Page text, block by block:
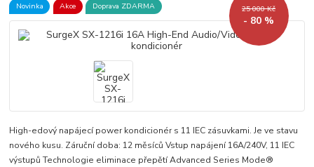
Novinka Akce Doprava ZDARMA 25 000 Kč
- 80 %
High-edový napájecí power kondicionér s 11 IEC zásuvkami. Je ve stavu
nového kusu. Záruční doba: 12 měsíců Vstup napájení 16A/240V, 11 IEC
výstupů Technologie eliminace přepětí Advanced Series Mode®